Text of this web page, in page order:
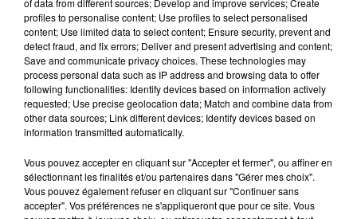
Crédit photo : Kiran Ridley via Getty Images
fil actus
4 juillet 2022
Radio Star Live avec Dadju
27 juin 2022
relation extras et...
27 juin 2022
of data from different sources; Develop and improve services; Create
profiles to personalise content; Use profiles to select personalised
content; Use limited data to select content; Ensure security, prevent and
detect fraud, and fix errors; Deliver and present advertising and content;
Save and communicate privacy choices. These technologies may
process personal data such as IP address and browsing data to offer
following functionalities: Identify devices based on information actively
requested; Use precise geolocation data; Match and combine data from
other data sources; Link different devices; Identify devices based on
information transmitted automatically.
Vous pouvez accepter en cliquant sur "Accepter et fermer", ou affiner en
sélectionnant les finalités et/ou partenaires dans "Gérer mes choix".
Vous pouvez également refuser en cliquant sur "Continuer sans
accepter". Vos préférences ne s'appliqueront que pour ce site. Vous